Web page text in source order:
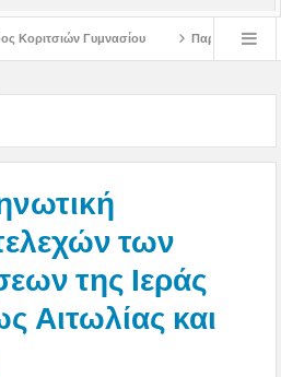
Παρακλήσεις πρώτης εβδομάδος
των
της Ιεράς
Αιτωλίας και